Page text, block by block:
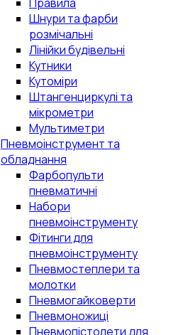
Шнури та фарби
розмічальні
Лінійки будівельні
Кутники
Кутоміри
Штангенциркулі та
мікрометри
Мультиметри
Пневмоінструмент та
обладнання
Фарбопульти
пневматичні
Набори
пневмоінструменту
Фітинги для
пневмоінструменту
Пневмостеплери та
молотки
Пневмогайковерти
Пневмоножиці
Пневмопістолети для